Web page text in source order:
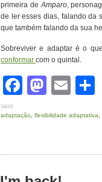
primeira deAmparo,
de ler esses dias, falando da
que também falando da sua
Sobreviver e adaptar é o
conformar com o quintal.
Facebook
TAGS
adaptação flexibilidade adaptativa